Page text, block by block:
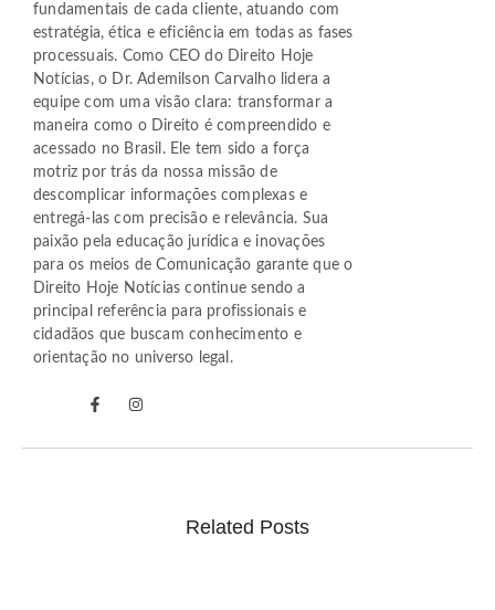
fundamentais de cada cliente, atuando com
estratégia, ética e eficiência em todas as fases
processuais. Como CEO do Direito Hoje
Notícias, o Dr. Ademilson Carvalho lidera a
equipe com uma visão clara: transformar a
maneira como o Direito é compreendido e
acessado no Brasil. Ele tem sido a força
motriz por trás da nossa missão de
descomplicar informações complexas e
entregá-las com precisão e relevância. Sua
paixão pela educação jurídica e inovações
para os meios de Comunicação garante que o
Direito Hoje Notícias continue sendo a
principal referência para profissionais e
cidadãos que buscam conhecimento e
orientação no universo legal.
Related Posts